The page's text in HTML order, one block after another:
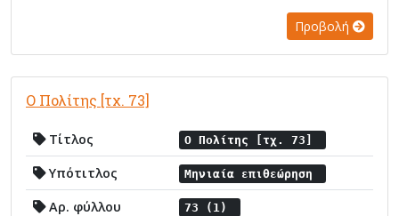
Προβολή
Ο Πολίτης [τχ. 73]
Τίτλος Ο Πολίτης [τχ. 73]
Υπότιτλος Μηνιαία επιθεώρηση
Αρ. φύλλου 73 (1)